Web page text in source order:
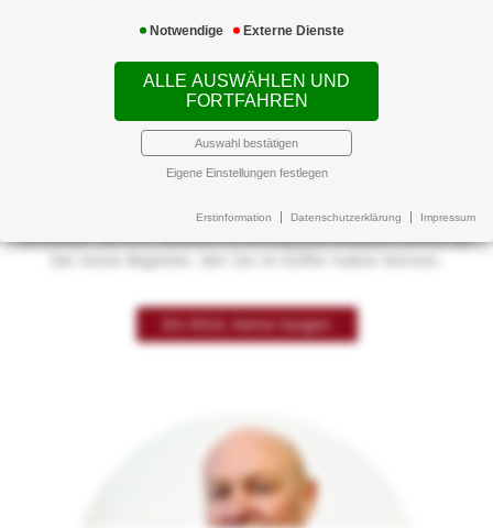
Notwendige Externe Dienste
ALLE AUSWÄHLEN UND
FORTFAHREN
Auswahl bestätigen
Eigene Einstellungen festlegen
Erstinformation Datenschutzerklärung Impressum
Mit gutem Gefühl
verreisen
Schließen Sie Ihre Reiseversicherung jetzt bequem online ab.
Ein Klick. Keine Sorgen